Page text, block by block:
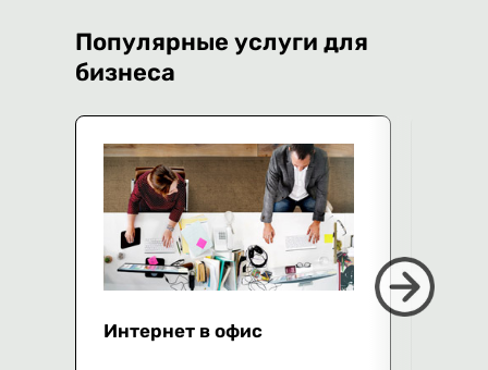
Популярные услуги для
бизнеса
Интернет в офис